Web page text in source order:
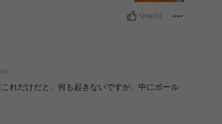
Utile (1)
れだけだと、何も起きないですが、中にボール